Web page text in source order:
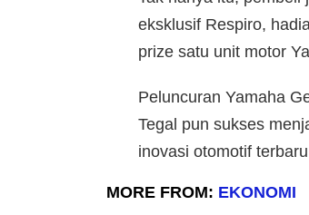
eksklusif Respiro,
prize satu unit motor
Peluncuran Yamaha
Tegal pun sukses
inovasi otomotif
MORE FROM: EKONOMI